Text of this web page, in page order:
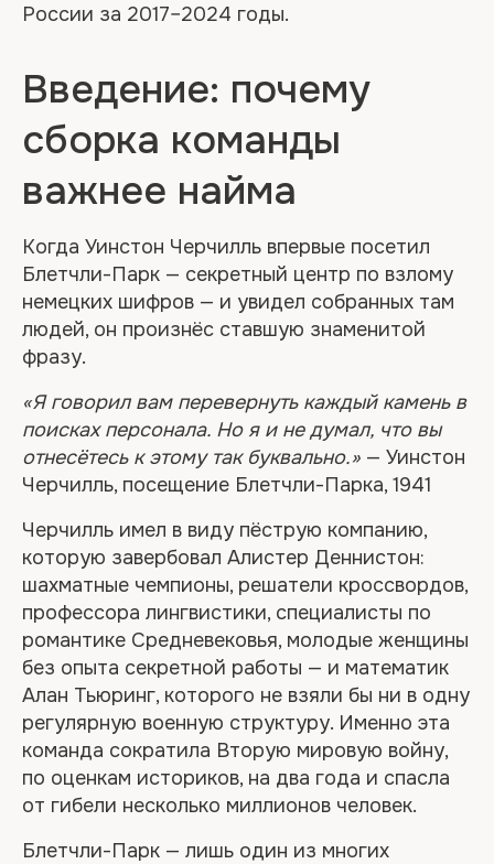
России за 2017–2024 годы.
Введение: почему
сборка команды
важнее найма
Когда Уинстон Черчилль впервые посетил
Блетчли-Парк — секретный центр по взлому
немецких шифров — и увидел собранных там
людей, он произнёс ставшую знаменитой
фразу.
«Я говорил вам перевернуть каждый камень в
поисках персонала. Но я и не думал, что вы
отнесётесь к этому так буквально.» — Уинстон
Черчилль, посещение Блетчли-Парка, 1941
Черчилль имел в виду пёструю компанию,
которую завербовал Алистер Деннистон:
шахматные чемпионы, решатели кроссвордов,
профессора лингвистики, специалисты по
романтике Средневековья, молодые женщины
без опыта секретной работы — и математик
Алан Тьюринг, которого не взяли бы ни в одну
регулярную военную структуру. Именно эта
команда сократила Вторую мировую войну,
по оценкам историков, на два года и спасла
от гибели несколько миллионов человек.
Блетчли-Парк — лишь один из многих